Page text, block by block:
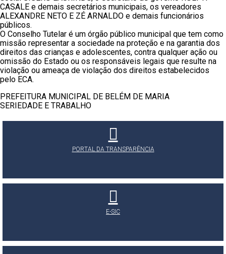
CASALE e demais secretários municipais, os vereadores
ALEXANDRE NETO E ZÉ ARNALDO e demais funcionários
públicos.
O Conselho Tutelar é um órgão público municipal que tem como
missão representar a sociedade na proteção e na garantia dos
direitos das crianças e adolescentes, contra qualquer ação ou
omissão do Estado ou os responsáveis legais que resulte na
violação ou ameaça de violação dos direitos estabelecidos
pelo ECA.
PREFEITURA MUNICIPAL DE BELÉM DE MARIA
SERIEDADE E TRABALHO
PORTAL DA TRANSPARÊNCIA
E-SIC